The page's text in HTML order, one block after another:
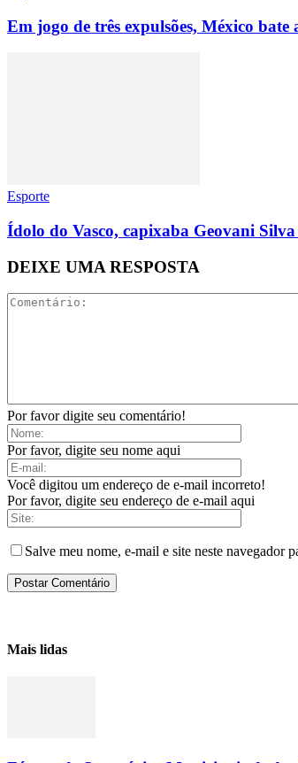
Em jogo de três expulsões, México
Esporte
Ídolo do Vasco, capixaba Geovani
DEIXE UMA RESPOSTA
Por favor digite seu comentário!
Por favor, digite seu nome aqui
Você digitou um endereço de e-mail incorreto!
Por favor, digite seu endereço de e-mail aqui
Salve meu nome, e-mail e site neste navegador
Mais lidas